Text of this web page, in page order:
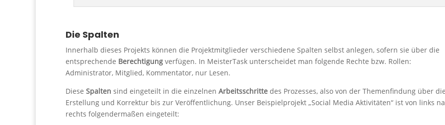
Die Spalten
Innerhalb dieses Projekts können die Projektmitglieder verschiedene Spalten selbst anlegen, sofern sie über die
entsprechende Berechtigung verfügen. In MeisterTask unterscheidet man folgende Rechte bzw. Rollen:
Administrator, Mitglied, Kommentator, nur Lesen.
Diese Spalten sind eingeteilt in die einzelnen Arbeitsschritte des Prozesses, also von der Themenfindung über
Erstellung und Korrektur bis zur Veröffentlichung. Unser Beispielprojekt „Social Media Aktivitäten“ ist von links
rechts folgendermaßen eingeteilt: